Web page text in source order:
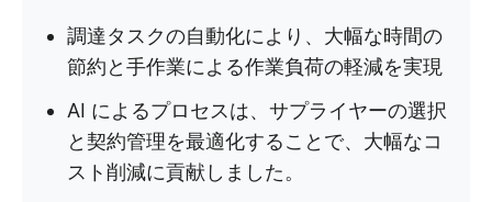
調達タスクの自動化により、大幅な時間の
節約と手作業による作業負荷の軽減を実現
AI によるプロセスは、サプライヤーの選択
と契約管理を最適化することで、大幅なコ
スト削減に貢献しました。